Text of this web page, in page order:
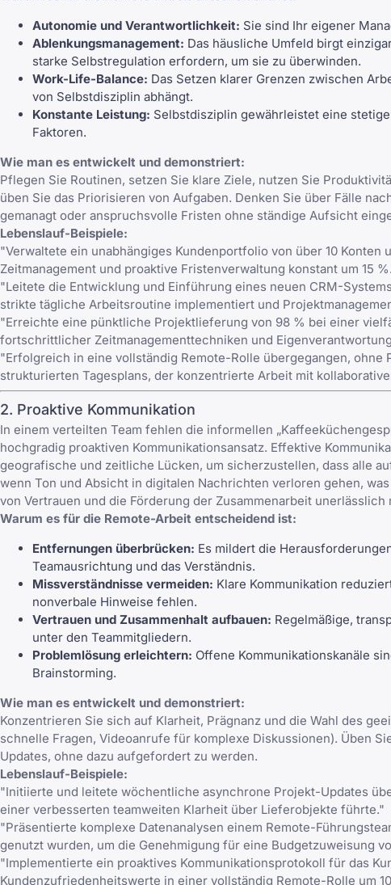
Autonomie und Verantwortlichkeit: Sie sind Ihr eigener
Ablenkungsmanagement: Das häusliche Umfeld birgt
starke Selbstregulation erfordern, um sie zu überwinden.
Work-Life-Balance: Das Setzen klarer Grenzen zwischen
von Selbstdisziplin abhängt.
Konstante Leistung: Selbstdisziplin gewährleistet eine
Faktoren.
Wie man es entwickelt und demonstriert:
Pflegen Sie Routinen, setzen Sie klare Ziele, nutzen Sie
üben Sie das Priorisieren von Aufgaben. Denken Sie über Fälle
gemanagt oder anspruchsvolle Fristen ohne ständige Aufsicht
Lebenslauf-Beispiele:
"Verwaltete ein unabhängiges Kundenportfolio von über 10
Zeitmanagement und proaktive Fristenverwaltung konstant um 15
"Leitete die Entwicklung und Einführung eines neuen CRM-
strikte tägliche Arbeitsroutine implementiert und
"Erreichte eine pünktliche Projektlieferung von 98 % bei einer
fortschrittlicher Zeitmanagementtechniken und
"Erfolgreich in eine vollständig Remote-Rolle übergegangen,
strukturierten Tagesplans, der konzentrierte Arbeit mit
2. Proaktive Kommunikation
In einem verteilten Team fehlen die informellen
hochgradig proaktiven Kommunikationsansatz. Effektive
geografische und zeitliche Lücken, um sicherzustellen, dass alle
wenn Ton und Absicht in digitalen Nachrichten verloren gehen,
von Vertrauen und die Förderung der Zusammenarbeit unerlässlich
Warum es für die Remote-Arbeit entscheidend ist:
Entfernungen überbrücken: Es mildert die
Teamausrichtung und das Verständnis.
Missverständnisse vermeiden: Klare Kommunikation
nonverbale Hinweise fehlen.
Vertrauen und Zusammenhalt aufbauen: Regelmäßige,
unter den Teammitgliedern.
Problemlösung erleichtern: Offene Kommunikationskanäle
Brainstorming.
Wie man es entwickelt und demonstriert:
Konzentrieren Sie sich auf Klarheit, Prägnanz und die Wahl des
schnelle Fragen, Videoanrufe für komplexe Diskussionen). Üben
Updates, ohne dazu aufgefordert zu werden.
Lebenslauf-Beispiele:
"Initiierte und leitete wöchentliche asynchrone Projekt-Updates
einer verbesserten teamweiten Klarheit über Lieferobjekte führte."
"Präsentierte komplexe Datenanalysen einem Remote-
genutzt wurden, um die Genehmigung für eine Budgetzuweisung
"Implementierte ein proaktives Kommunikationsprotokoll für das
Kundenzufriedenheitswerte in einer vollständig Remote-Rolle um